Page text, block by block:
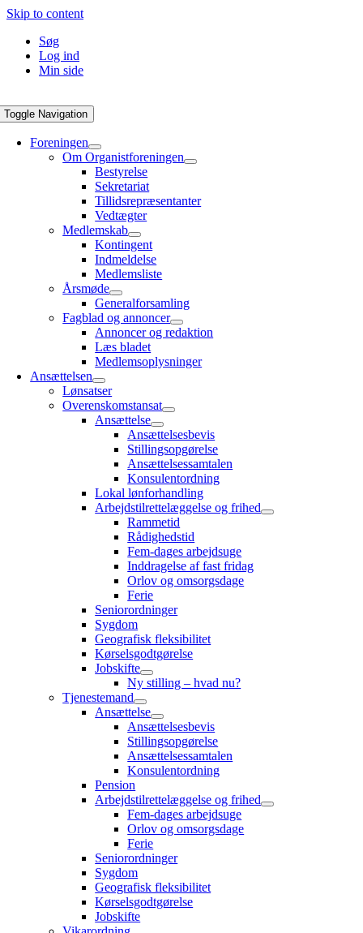
Skip to content
Søg
Log ind
Min side
Toggle Navigation
Foreningen
Om Organistforeningen
Bestyrelse
Sekretariat
Tillidsrepræsentanter
Vedtægter
Medlemskab
Kontingent
Indmeldelse
Medlemsliste
Årsmøde
Generalforsamling
Fagblad og annoncer
Annoncer og redaktion
Læs bladet
Medlemsoplysninger
Ansættelsen
Lønsatser
Overenskomstansat
Ansættelse
Ansættelsesbevis
Stillingsopgørelse
Ansættelsessamtalen
Konsulentordning
Lokal lønforhandling
Arbejdstilrettelæggelse og frihed
Rammetid
Rådighedstid
Fem-dages arbejdsuge
Inddragelse af fast fridag
Orlov og omsorgsdage
Ferie
Seniorordninger
Sygdom
Geografisk fleksibilitet
Kørselsgodtgørelse
Jobskifte
Ny stilling – hvad nu?
Tjenestemand
Ansættelse
Ansættelsesbevis
Stillingsopgørelse
Ansættelsessamtalen
Konsulentordning
Pension
Arbejdstilrettelæggelse og frihed
Fem-dages arbejdsuge
Orlov og omsorgsdage
Ferie
Seniorordninger
Sygdom
Geografisk fleksibilitet
Kørselsgodtgørelse
Jobskifte